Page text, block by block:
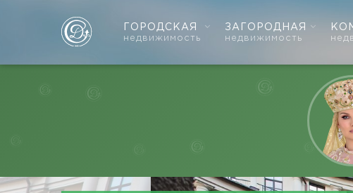
ГОРОДСКАЯ
недвижимость
ЗАГОРОДНАЯ
недвижимость